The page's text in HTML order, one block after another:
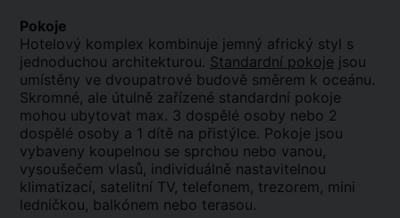
Pokoje
Hotelový komplex kombinuje jemný africký styl s
jednoduchou architekturou. Standardní pokoje jsou
umístěny ve dvoupatrové budově směrem k oceánu.
Skromné, ale útulně zařízené standardní pokoje
mohou ubytovat max. 3 dospělé osoby nebo 2
dospělé osoby a 1 dítě na přistýlce. Pokoje jsou
vybaveny koupelnou se sprchou nebo vanou,
vysoušečem vlasů, individuálně nastavitelnou
klimatizací, satelitní TV, telefonem, trezorem, mini
ledničkou, balkónem nebo terasou.